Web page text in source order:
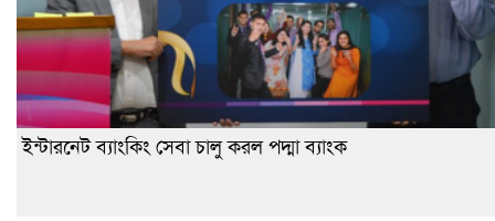
ইন্টারনেট ব্যাংকিং সেবা চালু করল পদ্মা ব্যাংক